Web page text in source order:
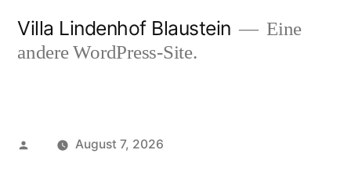
Inhalt
Villa Lindenhof Blaustein
Eine
andere WordPress-Site.
Veröffentlicht
August 7, 2026